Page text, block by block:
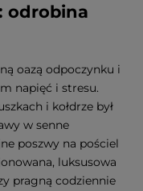
odrobina
oazą odpoczynku i
napięć i stresu.
i kołdrze był
w senne
poszwy na pościel
luksusowa
pragną codziennie